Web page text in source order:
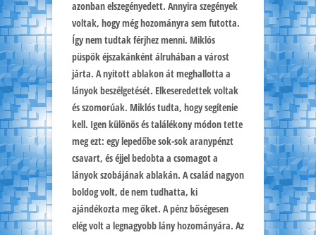
azonban elszegényedett. Annyira szegények
voltak, hogy még hozományra sem futotta.
Így nem tudtak férjhez menni. Miklós
püspök éjszakánként álruhában a várost
járta. A nyitott ablakon át meghallotta a
lányok beszélgetését. Elkeseredettek voltak
és szomorúak. Miklós tudta, hogy segítenie
kell. Igen különös és találékony módon tette
meg ezt: egy lepedőbe sok-sok aranypénzt
csavart, és éjjel bedobta a csomagot a
lányok szobájának ablakán. A család nagyon
boldog volt, de nem tudhatta, ki
ajándékozta meg őket. A pénz bőségesen
elég volt a legnagyobb lány hozományára. Az